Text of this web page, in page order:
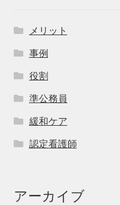
メリット
事例
役割
準公務員
緩和ケア
認定看護師
アーカイブ